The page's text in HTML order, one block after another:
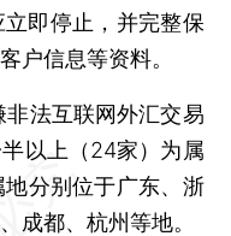
即停止，并完整保
户信息等资料。
法互联网外汇交易
以上（24家）为属
分别位于广东、浙
成都、杭州等地。